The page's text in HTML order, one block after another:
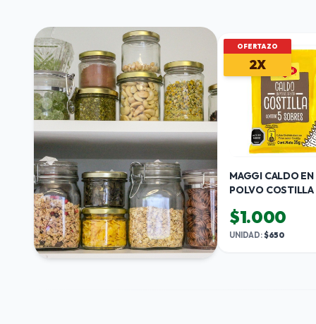
OFERTAZO
2X
MAGGI CALDO EN
POLVO
$1.000
UNIDAD:$650